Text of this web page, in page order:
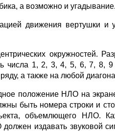
а возможно и
движения вертушки и
окружностей.
числа 1, 2, 3, 4, 5, 6, 7, 8,
а также на любой
положение НЛО на
быть номера строки и
объемлющего НЛО.
издавать звуковой